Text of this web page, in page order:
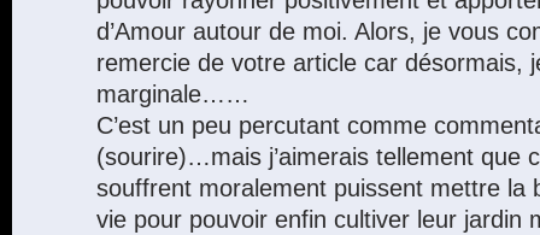
d’Amour autour de moi. Alors, je vous
remercie de votre article car désormais,
marginale……
C’est un peu percutant comme
(sourire)…mais j’aimerais tellement que
souffrent moralement puissent mettre la
vie pour pouvoir enfin cultiver leur jardin